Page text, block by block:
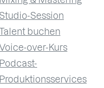
Studio-Session
buchen
over-Kurs
Podcast-
Produktionsservices